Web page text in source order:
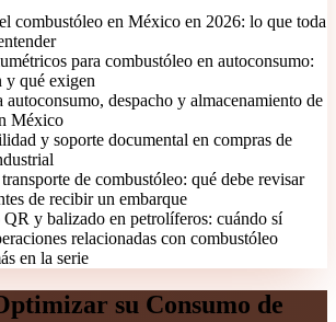
combustóleo en México en 2026: lo que toda
para combustóleo en autoconsumo:
y qué exigen
autoconsumo, despacho y almacenamiento de
México
y soporte documental en compras de
de combustóleo: qué debe revisar
de recibir un embarque
y balizado en petrolíferos: cuándo sí
relacionadas con combustóleo
en la serie
su Consumo de